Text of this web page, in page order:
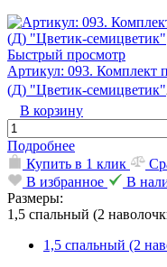
Быстрый просмотр
Артикул: 093. Комплект
(Д) "Цветик-семицветик"
В корзину
Подробнее
Купить в 1 клик
В избранное
В
Размеры:
1,5 спальный (2
1,5 спальный (2